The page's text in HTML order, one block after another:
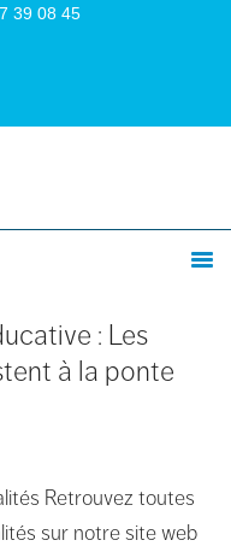
39 08 45
: Les
à la ponte
Retrouvez toutes
sur notre site web